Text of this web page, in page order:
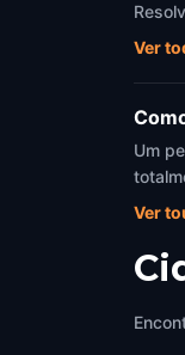
Ver
Um
Ver